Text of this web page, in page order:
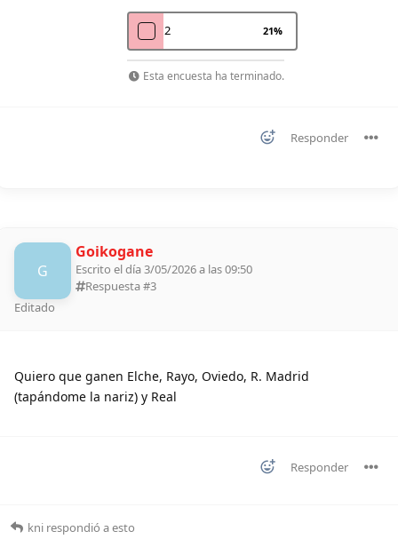
2 21%
Esta encuesta ha terminado.
Responder
G
Goikogane
Escrito el día 3/05/2026 a las 09:50
Respuesta #3
Editado
Quiero que ganen Elche, Rayo, Oviedo, R. Madrid
(tapándome la nariz) y Real
Responder
kni respondió a esto